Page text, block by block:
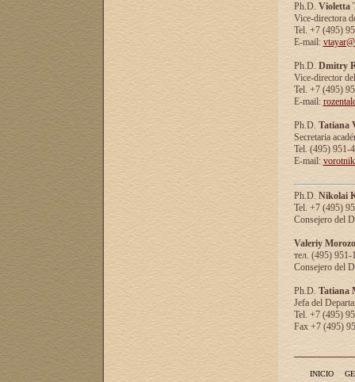
Ph.D. Violetta
Vice-directora
Tel. +7 (495)
E-mail:
Ph.D. Dmitry
Vice-director
Tel. +7 (495)
E-mail:
Ph.D. Tatiana
Secretaria
Tel. (495) 951-
E-mail:
Ph.D. Nikolai
Tel. +7 (495)
Consejero del
Valeriy
тел. (495) 951-
Consejero del
Ph.D. Tatiana
Jefa del
Tel. +7 (495)
Fax +7 (495)
INICIO